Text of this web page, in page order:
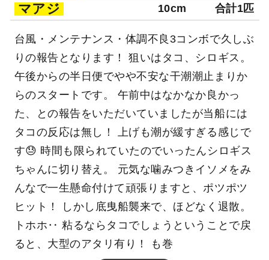
マアジ 10cm 合計1匹
台風・メンテナンス・体調不良3コンボで久しぶ
りの報告となります！ 狙いはタコ、シロギス。
午後からの半日便でやや不安な干潮潮止まりか
らのスタートです。 午前中はなかなか良かっ
た、との報告をいただいていましたが当船には
タコの反応は無し！ 上げも潮が緩すぎる感じで
す😓 時間も限られていたのでいったんシロギス
ちゃんに切り替え。 元気な噛みつきイソメをみ
んなで一生懸命付けて頑張りますと、ポツポツ
ヒット！ しかし底曳船襲来で、ほどなく退散。
トホホ‥ 粘るならタコでしょうということで戻
ると、大型のアタリ有り！ も巻